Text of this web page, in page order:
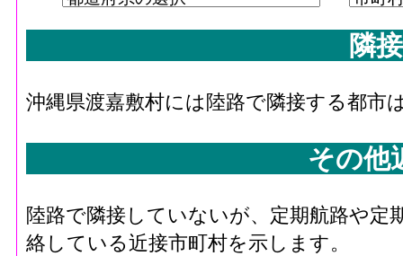
隣
沖縄県渡嘉敷村には陸路で隣接する都市
その他
陸路で隣接していないが、定期航路や定
絡している近接市町村を示します。